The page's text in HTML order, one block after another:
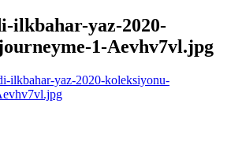
ilkbahar-yaz-2020-
1-Aevhv7vl.jpg